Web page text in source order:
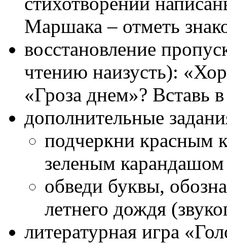
Маршака – отметь
восстановление
чтению наизусть):
«Гроза днем»? Вставь
дополнительные
подчеркни красным
зеленым
обведи буквы,
летнего дождя
литературная игра